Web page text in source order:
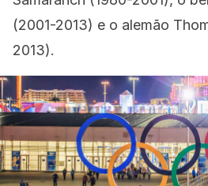
(2001-2013) e o alemão
2013).